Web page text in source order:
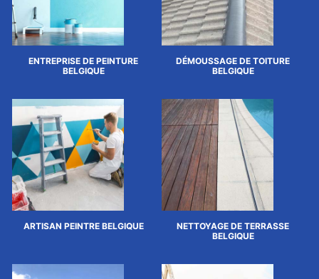
ENTREPRISE DE PEINTURE
BELGIQUE
DÉMOUSSAGE DE TOITURE
BELGIQUE
ARTISAN PEINTRE BELGIQUE
NETTOYAGE DE TERRASSE
BELGIQUE